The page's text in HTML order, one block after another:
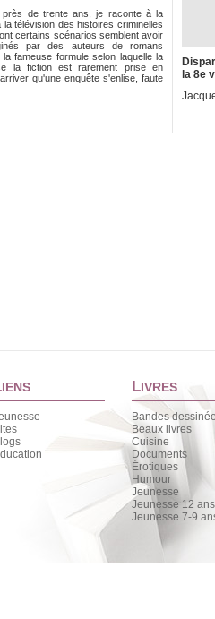
près de trente ans, je raconte à la
la télévision des histoires criminelles
certains scénarios semblent avoir
par des auteurs de romans
fameuse formule selon laquelle la
la fiction est rarement prise en
qu'une enquête s'enlise, faute
la 8e
1 2
IENS LIVRES
Bandes
Beaux livres
Cuisine
Documents
Érotiques
Humour
Jeunesse
Jeunesse 12
Jeunesse 7-9